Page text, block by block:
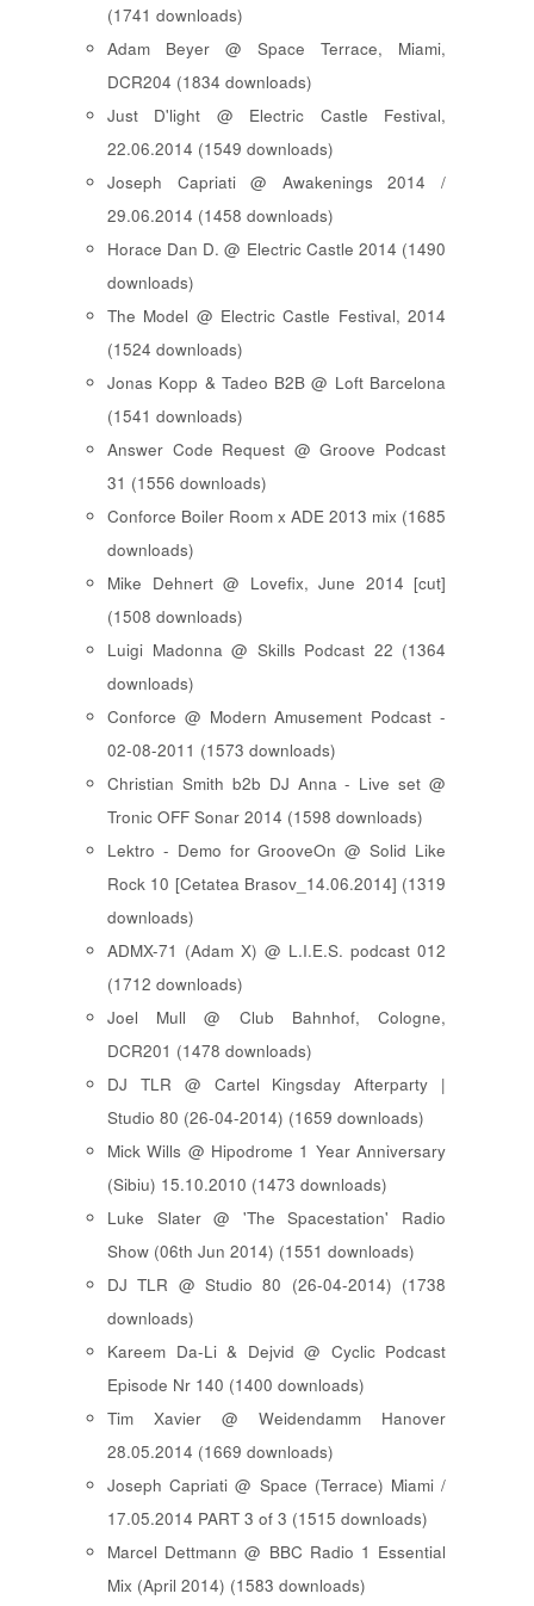
(1741 downloads)
Adam Beyer @ Space Terrace, Miami,
DCR204 (1834 downloads)
Just D'light @ Electric Castle Festival,
22.06.2014 (1549 downloads)
Joseph Capriati @ Awakenings 2014 /
29.06.2014 (1458 downloads)
Horace Dan D. @ Electric Castle 2014 (1490
downloads)
The Model @ Electric Castle Festival, 2014
(1524 downloads)
Jonas Kopp & Tadeo B2B @ Loft Barcelona
(1541 downloads)
Answer Code Request @ Groove Podcast
31 (1556 downloads)
Conforce Boiler Room x ADE 2013 mix (1685
downloads)
Mike Dehnert @ Lovefix, June 2014 [cut]
(1508 downloads)
Luigi Madonna @ Skills Podcast 22 (1364
downloads)
Conforce @ Modern Amusement Podcast -
02-08-2011 (1573 downloads)
Christian Smith b2b DJ Anna - Live set @
Tronic OFF Sonar 2014 (1598 downloads)
Lektro - Demo for GrooveOn @ Solid Like
Rock 10 [ Cetatea Brasov_14.06.2014 ] (1319
downloads)
ADMX-71 (Adam X) @ L.I.E.S. podcast 012
(1712 downloads)
Joel Mull @ Club Bahnhof, Cologne,
DCR201 (1478 downloads)
DJ TLR @ Cartel Kingsday Afterparty |
Studio 80 (26-04-2014) (1659 downloads)
Mick Wills @ Hipodrome 1 Year Anniversary
(Sibiu) 15.10.2010 (1473 downloads)
Luke Slater @ 'The Spacestation' Radio
Show (06th Jun 2014) (1551 downloads)
DJ TLR @ Studio 80 (26-04-2014) (1738
downloads)
Kareem Da-Li & Dejvid @ Cyclic Podcast
Episode Nr 140 (1400 downloads)
Tim Xavier @ Weidendamm Hanover
28.05.2014 (1669 downloads)
Joseph Capriati @ Space (Terrace) Miami /
17.05.2014 PART 3 of 3 (1515 downloads)
Marcel Dettmann @ BBC Radio 1 Essential
Mix (April 2014) (1583 downloads)